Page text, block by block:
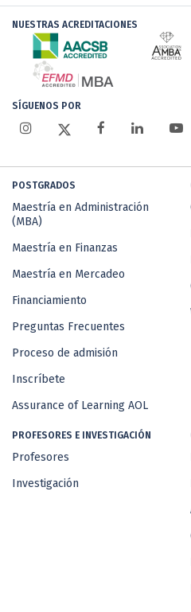
NUESTRAS ACREDITACIONES
SÍGUENOS POR
POSTGRADOS
Maestría en Administración
(MBA)
Maestría en Finanzas
Maestría en Mercadeo
Financiamiento
Preguntas Frecuentes
Proceso de admisión
Inscríbete
Assurance of Learning AOL
PROFESORES E INVESTIGACIÓN
Profesores
Investigación